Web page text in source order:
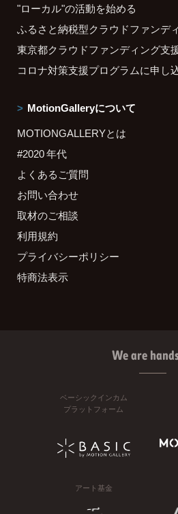
"ローカル"の活動を始める
ふるさと納税型クラウドファンデ
東京都クラウドファンディング支
コロナ対策支援プログラムに申し
MotionGalleryについて
MOTIONGALLERYとは
#2020 年代
よくあるご質問
お問い合わせ
取材のご相談
利用規約
プライバシーポリシー
特商法表示
We are
ベーシックインカム
プラットフォーム
アート基金